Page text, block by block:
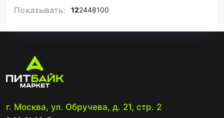
Показывать: 122448100
г. Москва, ул. Обручева, д. 21, стр. 2